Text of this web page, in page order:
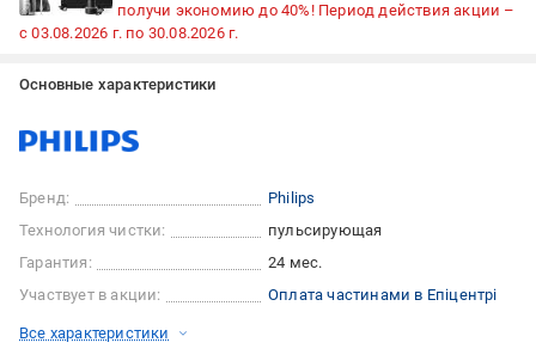
получи экономию до 40%! Период действия акции –
с 03.08.2026 г. по 30.08.2026 г.
Основные характеристики
Бренд:
Philips
Технология чистки:
пульсирующая
Гарантия:
24 мес.
Участвует в акции:
Оплата частинами в Епіцентрі
Все характеристики